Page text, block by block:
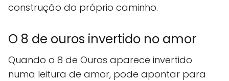
construção do próprio caminho.
O 8 de ouros invertido no amor
Quando o 8 de Ouros aparece invertido
numa leitura de amor, pode apontar para